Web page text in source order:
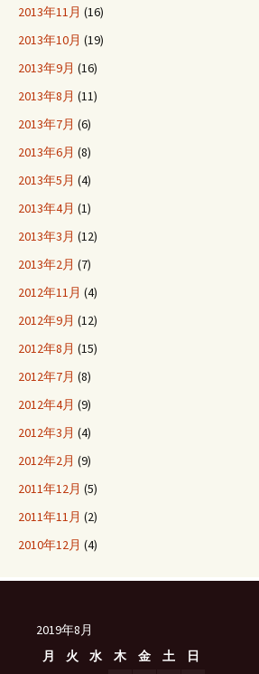
2013年11月 (16)
2013年10月 (19)
2013年9月 (16)
2013年8月 (11)
2013年7月 (6)
2013年6月 (8)
2013年5月 (4)
2013年4月 (1)
2013年3月 (12)
2013年2月 (7)
2012年11月 (4)
2012年9月 (12)
2012年8月 (15)
2012年7月 (8)
2012年4月 (9)
2012年3月 (4)
2012年2月 (9)
2011年12月 (5)
2011年11月 (2)
2010年12月 (4)
2019年8月
月
火 水 木 金 土
日